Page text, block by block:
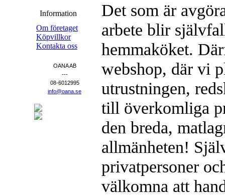
Information
Om företaget
Köpvillkor
Kontakta oss
OANA AB
---
08-6012995
info@oana.se
Det som är
arbete blir
hemmaköket.
webshop, där vi
utrustningen,
till överkomliga
den breda,
allmänheten!
privatpersoner
välkomna att